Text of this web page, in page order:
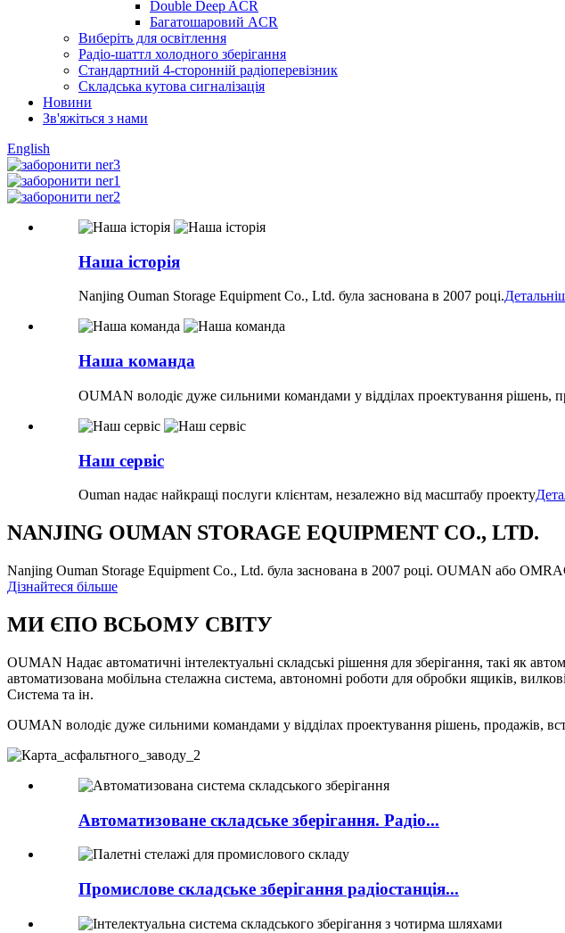
Double Deep ACR
Багатошаровий ACR
Виберіть для освітлення
Радіо-шаттл холодного зберігання
Стандартний 4-сторонній радіоперевізник
Складська кутова сигналізація
Новини
Зв'яжіться з нами
English
Наша історія
Nanjing Ouman Storage Equipment Co., Ltd. була заснована в 2007 році.
Наша команда
OUMAN володіє дуже сильними командами у відділах проектування рішень,
Наш сервіс
Ouman надає найкращі послуги клієнтам, незалежно від масштабу проекту
NANJING OUMAN STORAGE EQUIPMENT CO., LTD.
Nanjing Ouman Storage Equipment Co., Ltd. була заснована в 2007 році. OUMAN або
Дізнайтеся більше
МИ ЄПО ВСЬОМУ СВІТУ
OUMAN Надає автоматичні інтелектуальні складські рішення для зберігання, такі як
автоматизована мобільна стелажна система, автономні роботи для обробки ящиків,
Система та ін.
OUMAN володіє дуже сильними командами у відділах проектування рішень, продажів,
Автоматизоване складське зберігання. Радіо...
Промислове складське зберігання радіостанція...